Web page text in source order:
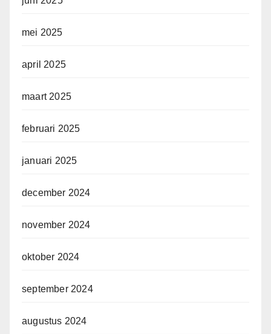
mei 2025
april 2025
maart 2025
februari 2025
januari 2025
december 2024
november 2024
oktober 2024
september 2024
augustus 2024